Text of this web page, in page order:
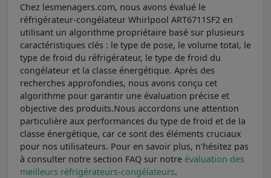
Chez lesmenagers.com, nous avons évalué le
réfrigérateur-congélateur Whirlpool ART6711SF2 en
utilisant un algorithme propriétaire basé sur plusieurs
caractéristiques clés : le type de pose, le volume total, le
type de froid du réfrigérateur, le type de froid du
congélateur et la classe énergétique. Après des
recherches approfondies, nous avons conçu cet
algorithme pour garantir une évaluation précise et
objective des produits.Nous accordons une attention
particulière aux performances du type de froid et de la
classe énergétique, car ce sont des éléments cruciaux
pour nos utilisateurs. Pour en savoir plus, n'hésitez pas
à consulter notre section FAQ sur notre évaluation des
meilleurs réfrigérateurs-congélateurs.